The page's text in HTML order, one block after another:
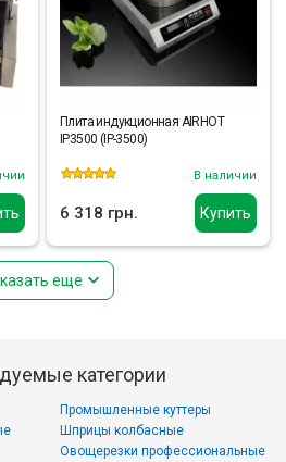
Купить
Плита индукционная AIRHOT
IP3500 (IP-3500)
В наличии
6 318 грн.
еще
категории
Промышленные куттеры
Шприцы колбасные
Овощерезки профессиональные